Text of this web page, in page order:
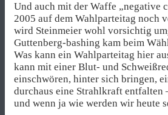
Und auch mit der Waffe „negative
2005 auf dem Wahlparteitag noch
wird Steinmeier wohl vorsichtig
Guttenberg-bashing kam beim
Was kann ein Wahlparteitag hier
kann mit einer Blut- und
einschwören, hinter sich bringen,
durchaus eine Strahlkraft entfalten
und wenn ja wie werden wir heute